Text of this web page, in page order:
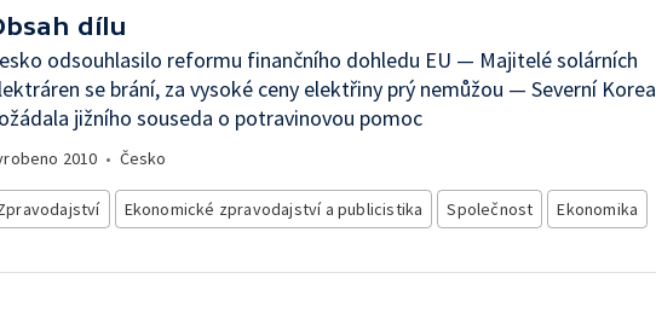
dílu
odsouhlasilo reformu finančního dohledu EU — Majitelé solárních
se brání, za vysoké ceny elektřiny prý nemůžou — Severní Korea
jižního souseda o potravinovou pomoc
2010 • Česko
Ekonomické zpravodajství a publicistika Společnost Ekonomika